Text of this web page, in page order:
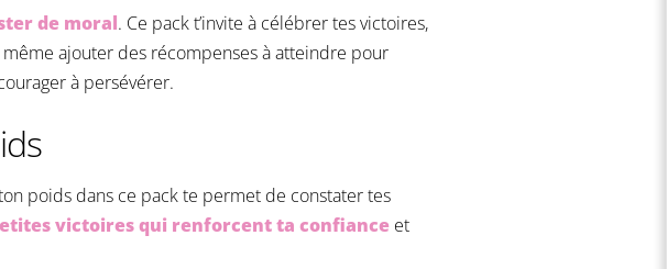
de moral. Ce pack t’invite à célébrer tes victoires,
ajouter des récompenses à atteindre pour
à persévérer.
poids dans ce pack te permet de constater tes
victoires qui renforcent ta confiance et